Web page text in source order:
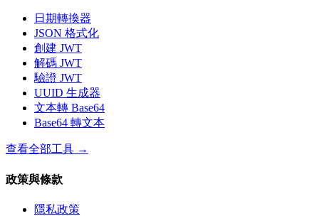
日期轉換器
JSON 格式化
創建 JWT
解碼 JWT
驗證 JWT
UUID 生成器
文本轉 Base64
Base64 轉文本
查看全部工具 →
政策與條款
隱私政策